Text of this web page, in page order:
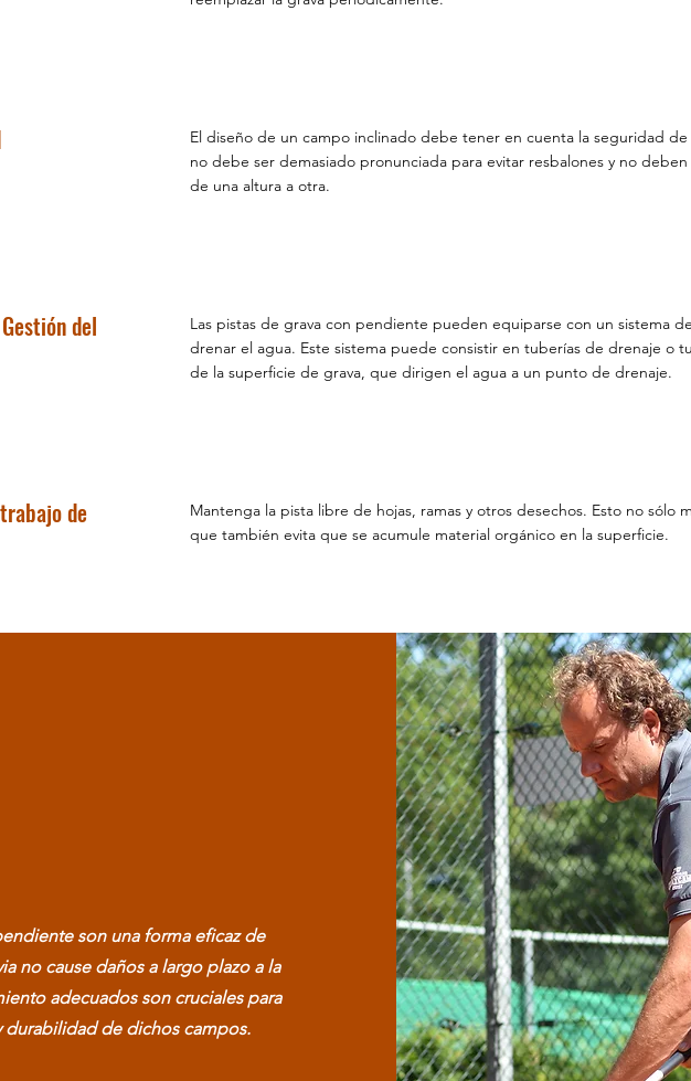
El diseño de un campo inclinado debe tener en cuenta la seguridad
no debe ser demasiado pronunciada para evitar resbalones y no
de una altura a otra.
del
Las pistas de grava con pendiente pueden equiparse con un sistema
drenar el agua. Este sistema puede consistir en tuberías de drenaje o
de la superficie de grava, que dirigen el agua a un punto de drenaje.
de
Mantenga la pista libre de hojas, ramas y otros desechos. Esto no sólo
que también evita que se acumule material orgánico en la superficie.
son una forma eficaz de
no cause daños a largo plazo a la
adecuados son cruciales para
durabilidad de dichos campos.